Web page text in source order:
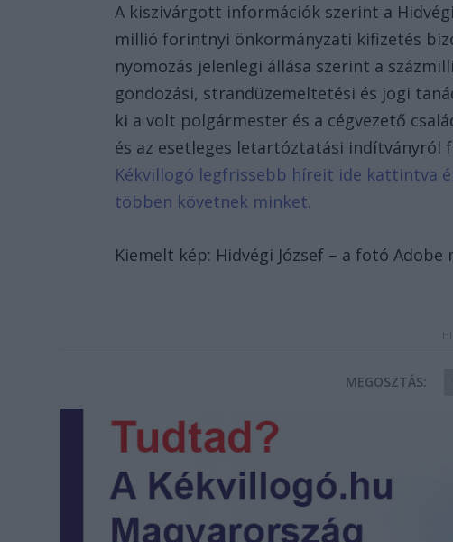
A kiszivárgott információk szerint a
millió forintnyi önkormányzati kifizetés
nyomozás jelenlegi állása szerint a
gondozási, strandüzemeltetési és jogi
ki a volt polgármester és a cégvezető
és az esetleges letartóztatási
Kékvillogó legfrissebb híreit ide kattintva
többen követnek minket.
Kiemelt kép: Hidvégi József – a fotó
MEGOSZTÁS: